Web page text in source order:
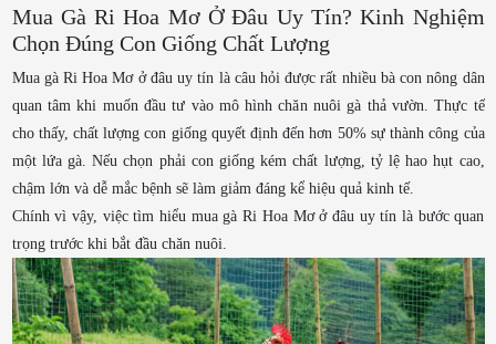
Mua Gà Ri Hoa Mơ Ở Đâu Uy Tín? Kinh Nghiệm
Chọn Đúng Con Giống Chất Lượng
Mua gà Ri Hoa Mơ ở đâu uy tín là câu hỏi được rất nhiều bà con nông dân
quan tâm khi muốn đầu tư vào mô hình chăn nuôi gà thả vườn. Thực tế
cho thấy, chất lượng con giống quyết định đến hơn 50% sự thành công của
một lứa gà. Nếu chọn phải con giống kém chất lượng, tỷ lệ hao hụt cao,
chậm lớn và dễ mắc bệnh sẽ làm giảm đáng kể hiệu quả kinh tế.
Chính vì vậy, việc tìm hiểu mua gà Ri Hoa Mơ ở đâu uy tín là bước quan
trọng trước khi bắt đầu chăn nuôi.